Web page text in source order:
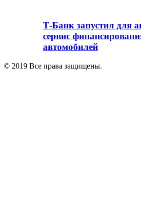
Т-Банк запустил для
сервис
автомобилей
© 2019 Все права защищены.